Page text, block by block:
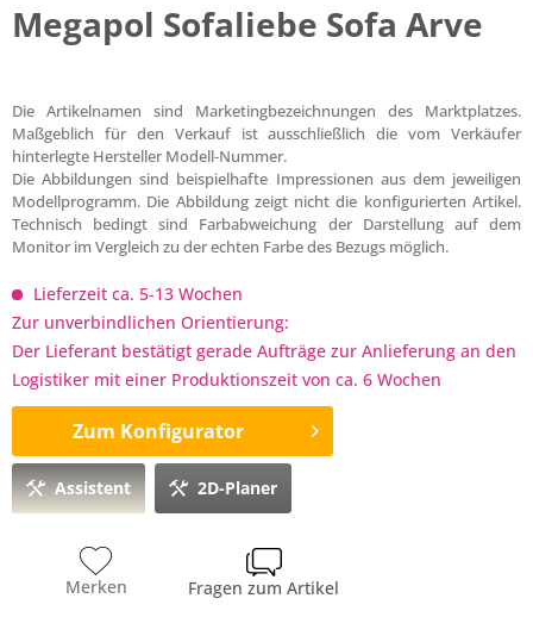
Megapol Sofaliebe Sofa Arve
Die Artikelnamen sind Marketingbezeichnungen des Marktplatzes.
Maßgeblich für den Verkauf ist ausschließlich die vom Verkäufer
hinterlegte Hersteller Modell-Nummer.
Die Abbildungen sind beispielhafte Impressionen aus dem jeweiligen
Modellprogramm. Die Abbildung zeigt nicht die konfigurierten Artikel.
Technisch bedingt sind Farbabweichung der Darstellung auf dem
Monitor im Vergleich zu der echten Farbe des Bezugs möglich.
Lieferzeit ca. 5-13 Wochen
Zur unverbindlichen Orientierung:
Der Lieferant bestätigt gerade Aufträge zur Anlieferung an den
Logistiker mit einer Produktionszeit von ca. 6 Wochen
Zum Konfigurator
Assistent 2D-Planer
Merken Fragen zum Artikel